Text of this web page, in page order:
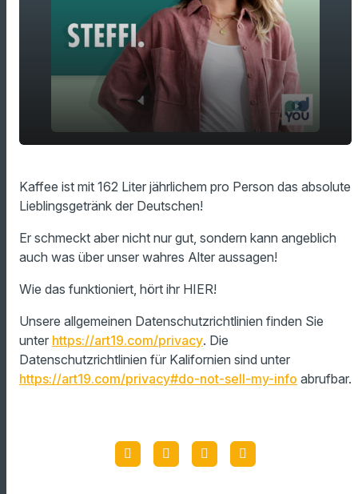
play_arrow Alter!
00:00
Kaffee ist mit 162 Liter jährlichem pro Person das absolute
Lieblingsgetränk der Deutschen!
Er schmeckt aber nicht nur gut, sondern kann angeblich
auch was über unser wahres Alter aussagen!
Wie das funktioniert, hört ihr HIER!
Unsere allgemeinen Datenschutzrichtlinien finden Sie
unter https://art19.com/privacy. Die
Datenschutzrichtlinien für Kalifornien sind unter
https://art19.com/privacy#do-not-sell-my-info abrufbar.